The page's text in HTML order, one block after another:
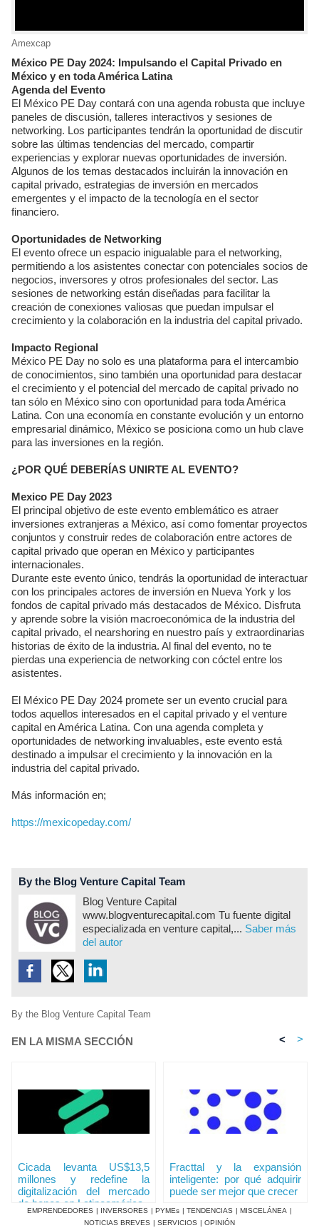
Amexcap
México PE Day 2024: Impulsando el Capital Privado en
México y en toda América Latina
Agenda del Evento
El México PE Day contará con una agenda robusta que incluye
paneles de discusión, talleres interactivos y sesiones de
networking. Los participantes tendrán la oportunidad de discutir
sobre las últimas tendencias del mercado, compartir
experiencias y explorar nuevas oportunidades de inversión.
Algunos de los temas destacados incluirán la innovación en
capital privado, estrategias de inversión en mercados
emergentes y el impacto de la tecnología en el sector
financiero.
Oportunidades de Networking
El evento ofrece un espacio inigualable para el networking,
permitiendo a los asistentes conectar con potenciales socios de
negocios, inversores y otros profesionales del sector. Las
sesiones de networking están diseñadas para facilitar la
creación de conexiones valiosas que puedan impulsar el
crecimiento y la colaboración en la industria del capital privado.
Impacto Regional
México PE Day no solo es una plataforma para el intercambio
de conocimientos, sino también una oportunidad para destacar
el crecimiento y el potencial del mercado de capital privado no
tan sólo en México sino con oportunidad para toda América
Latina. Con una economía en constante evolución y un entorno
empresarial dinámico, México se posiciona como un hub clave
para las inversiones en la región.
¿POR QUÉ DEBERÍAS UNIRTE AL EVENTO?
Mexico PE Day 2023
El principal objetivo de este evento emblemático es atraer
inversiones extranjeras a México, así como fomentar proyectos
conjuntos y construir redes de colaboración entre actores de
capital privado que operan en México y participantes
internacionales.
Durante este evento único, tendrás la oportunidad de interactuar
con los principales actores de inversión en Nueva York y los
fondos de capital privado más destacados de México. Disfruta
y aprende sobre la visión macroeconómica de la industria del
capital privado, el nearshoring en nuestro país y extraordinarias
historias de éxito de la industria. Al final del evento, no te
pierdas una experiencia de networking con cóctel entre los
asistentes.
El México PE Day 2024 promete ser un evento crucial para
todos aquellos interesados en el capital privado y el venture
capital en América Latina. Con una agenda completa y
oportunidades de networking invaluables, este evento está
destinado a impulsar el crecimiento y la innovación en la
industria del capital privado.
Más información en;
https://mexicopeday.com/
By the Blog Venture Capital Team
Blog Venture Capital
www.blogventurecapital.com Tu fuente digital
especializada en venture capital,... Saber más
del autor
By the Blog Venture Capital Team
EN LA MISMA SECCIÓN < >
Cicada levanta US$13,5
millones y redefine la
digitalización del mercado
de bonos en Latinoamérica
Fracttal y la expansión
inteligente: por qué adquirir
puede ser mejor que crecer
EMPRENDEDORES | INVERSORES | PYMEs | TENDENCIAS | MISCELÁNEA |
NOTICIAS BREVES | SERVICIOS | OPINIÓN